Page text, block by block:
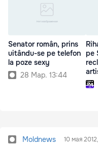
Senator român, prins
uitându-se pe telefon
la poze sexy
28 Мар. 13:44
pe
Moldnews 10 мая